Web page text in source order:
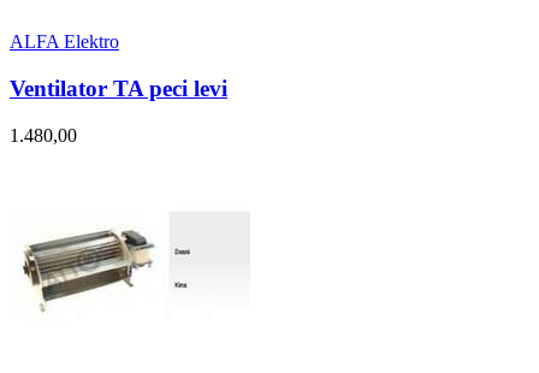
ALFA Elektro
Ventilator TA peci levi
1.480,00